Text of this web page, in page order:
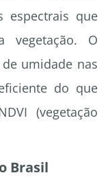
espectrais que
vegetação. O
umidade nas
do que
(vegetação
Brasil